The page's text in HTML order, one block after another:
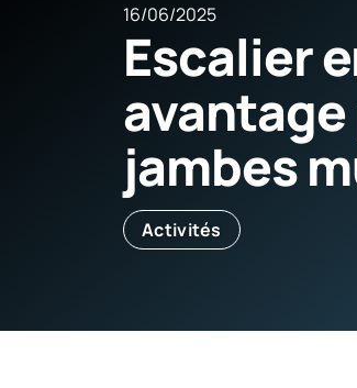
16/06/2025
Escalier
jambes
Activités